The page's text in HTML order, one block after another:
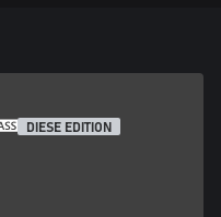
DIESE EDITION